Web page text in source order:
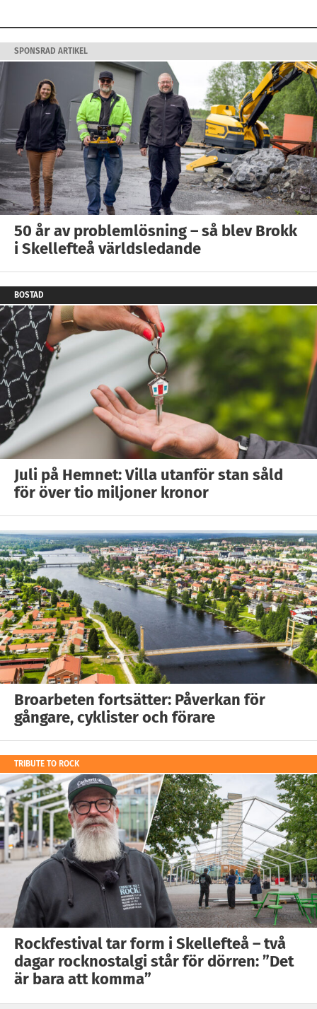
SPONSRAD ARTIKEL
50 år av problemlösning – så blev Brokk
i Skellefteå världsledande
BOSTAD
Juli på Hemnet: Villa utanför stan såld
för över tio miljoner kronor
Broarbeten fortsätter: Påverkan för
gångare, cyklister och förare
TRIBUTE TO ROCK
Rockfestival tar form i Skellefteå – två
dagar rocknostalgi står för dörren: ”Det
är bara att komma”